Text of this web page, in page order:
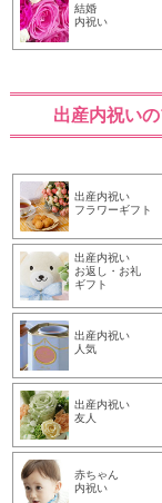
結婚
内祝い
出産内祝い
出産内祝い
フラワーギフト
出産内祝い
お返し・お礼
ギフト
出産内祝い
人気
出産内祝い
友人
赤ちゃん
内祝い